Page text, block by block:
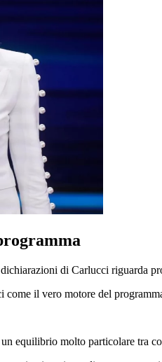
di Carlucci riguarda
il vero motore del
equilibrio molto particolare tra